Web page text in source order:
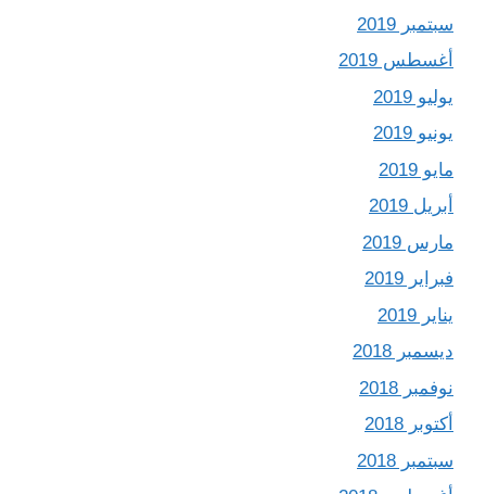
سبتمبر 2019
أغسطس 2019
يوليو 2019
يونيو 2019
مايو 2019
أبريل 2019
مارس 2019
فبراير 2019
يناير 2019
ديسمبر 2018
نوفمبر 2018
أكتوبر 2018
سبتمبر 2018